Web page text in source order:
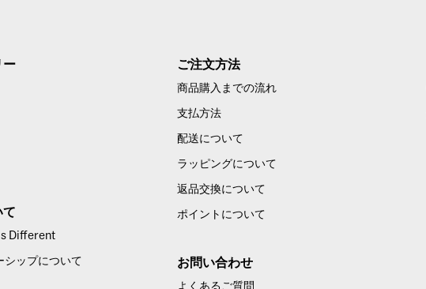
ー
て
Different
シップについて
ご注文方法
商品購入までの流れ
支払方法
配送について
ラッピングについて
返品交換について
ポイントについて
お問い合わせ
よくあるご質問